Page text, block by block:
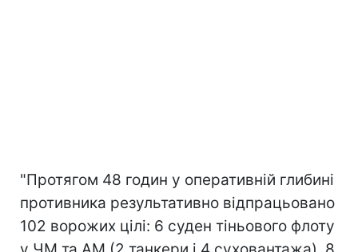
"Протягом 48 годин у оперативній глибині
противника результативно відпрацьовано
102 ворожих цілі: 6 суден тіньового флоту